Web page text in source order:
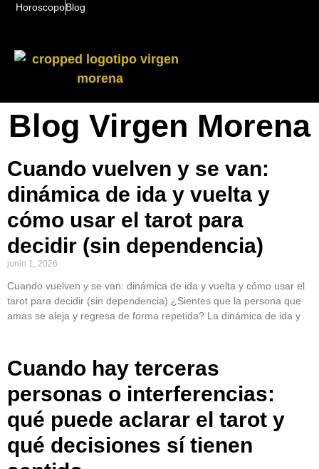
HoroscopoBlog
Blog Virgen Morena
Cuando vuelven y se van:
dinámica de ida y vuelta y
cómo usar el tarot para
decidir (sin dependencia)
junio 1, 2026
Cuando vuelven y se van: dinámica de ida y vuelta y cómo usar el
tarot para decidir (sin dependencia) ¿Sientes que la persona que
amas se aleja y regresa de forma repetida? La dinámica de ida y
Cuando hay terceras
personas o interferencias:
qué puede aclarar el tarot y
qué decisiones sí tienen